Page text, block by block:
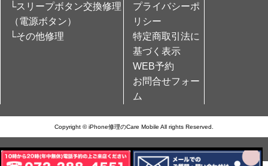
└スリープボタン交換修理
（電源ボタン）
└その他修理
プライバシーポ
リシー
特定商取引法に
基づく表示
WEB予約
お問合せフォー
ム
Copyright © iPhone修理のCare Mobile All rights Reserved.